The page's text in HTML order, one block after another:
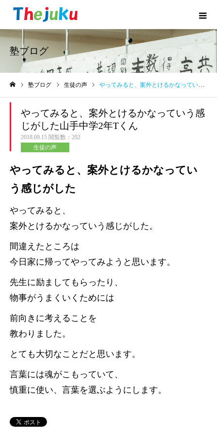
塾ブログ
塾ブログ 生徒の声 やってみると、案外とけるかなっていう感じがした山手中学2年Tくん
やってみると、案外とけるかなっていう感
じがした山手中学2年Tくん
2018.09.15 閲覧数：202
生徒の声
やってみると、案外とけるかなってい
う感じがした
やってみると、
案外とけるかなっていう感じがした。
間違えたところは
今日家に帰ってやってみようと思います。
先生に励ましてもらったり、
物事がうまくいくためには
前向きに考えることを
教わりました。
とても大切なことだと思います。
言葉には魂がこもっていて、
慎重に使い、言葉を選ぶようにします。